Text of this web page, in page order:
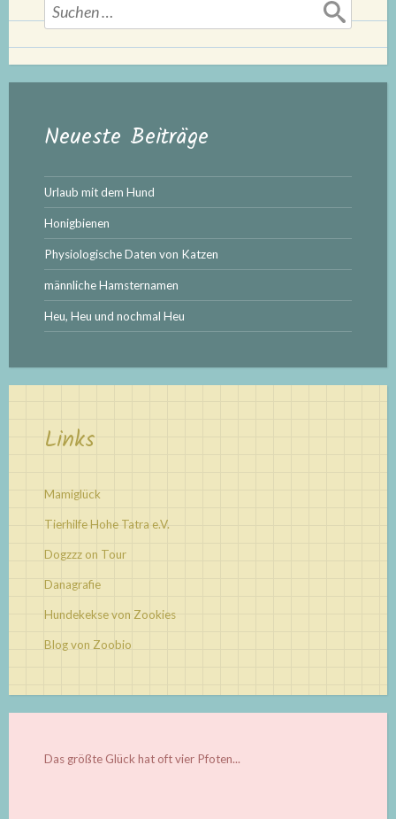
Suchen
nach:
Neueste Beiträge
Urlaub mit dem Hund
Honigbienen
Physiologische Daten von Katzen
männliche Hamsternamen
Heu, Heu und nochmal Heu
Links
Mamiglück
Tierhilfe Hohe Tatra e.V.
Dogzzz on Tour
Danagrafie
Hundekekse von Zookies
Blog von Zoobio
Das größte Glück hat oft vier Pfoten...